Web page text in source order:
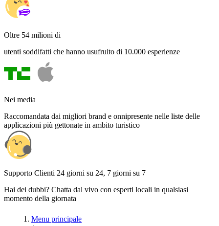
Oltre 54 milioni di
utenti soddifatti che hanno usufruito di 10.000 esperienze
Nei media
Raccomandata dai migliori brand e onnipresente nelle liste delle
applicazioni più gettonate in ambito turistico
Supporto Clienti 24 giorni su 24, 7 giorni su 7
Hai dei dubbi? Chatta dal vivo con esperti locali in qualsiasi
momento della giornata
Menu principale